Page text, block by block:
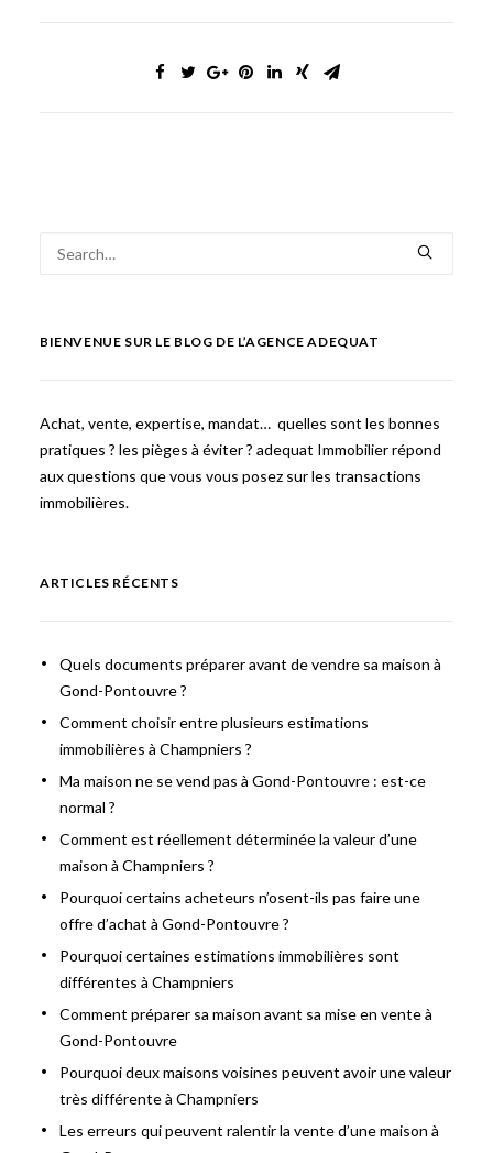
BIENVENUE SUR LE BLOG DE L’AGENCE ADEQUAT
Achat, vente, expertise, mandat… quelles sont les bonnes
pratiques ? les pièges à éviter ? adequat Immobilier répond
aux questions que vous vous posez sur les transactions
immobilières.
ARTICLES RÉCENTS
Quels documents préparer avant de vendre sa maison à
Gond-Pontouvre ?
Comment choisir entre plusieurs estimations
immobilières à Champniers ?
Ma maison ne se vend pas à Gond-Pontouvre : est-ce
normal ?
Comment est réellement déterminée la valeur d’une
maison à Champniers ?
Pourquoi certains acheteurs n’osent-ils pas faire une
offre d’achat à Gond-Pontouvre ?
Pourquoi certaines estimations immobilières sont
différentes à Champniers
Comment préparer sa maison avant sa mise en vente à
Gond-Pontouvre
Pourquoi deux maisons voisines peuvent avoir une valeur
très différente à Champniers
Les erreurs qui peuvent ralentir la vente d’une maison à